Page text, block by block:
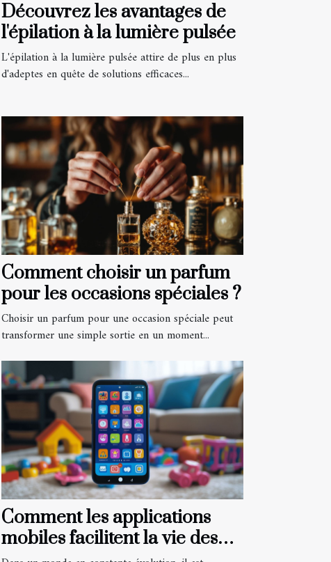
Découvrez les avantages de
l'épilation à la lumière pulsée
L'épilation à la lumière pulsée attire de plus en plus
d'adeptes en quête de solutions efficaces...
Comment choisir un parfum
pour les occasions spéciales ?
Choisir un parfum pour une occasion spéciale peut
transformer une simple sortie en un moment...
Comment les applications
mobiles facilitent la vie des